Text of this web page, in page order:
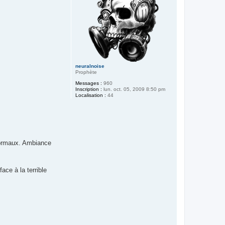
neuralnoise
Prophète
Messages : 960
Inscription : lun. oct. 05, 2009 8:50 pm
Localisation : 44
Ambiance
à la terrible